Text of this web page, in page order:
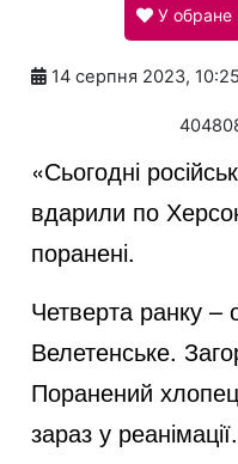
У обране
14 серпня 2023, 10:25
«Сьогодні
вдарили по
поранені.
Четверта ранку –
Велетенське.
Поранений
зараз у реанімації.